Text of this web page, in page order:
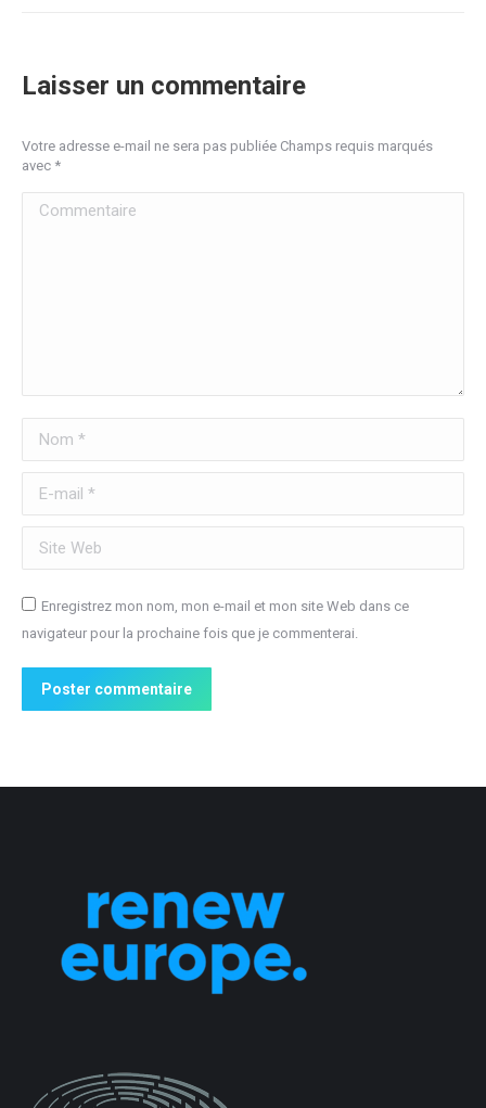
Laisser un commentaire
Votre adresse e-mail ne sera pas publiée Champs requis marqués
avec *
Commentaire
Nom *
E-mail *
Site Web
Enregistrez mon nom, mon e-mail et mon site Web dans ce
navigateur pour la prochaine fois que je commenterai.
Poster commentaire